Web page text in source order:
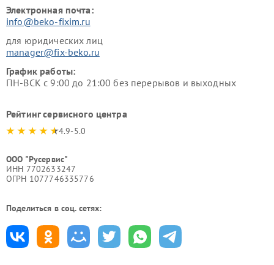
Электронная почта:
info@beko-fixim.ru
для юридических лиц
manager@fix-beko.ru
График работы:
ПН-ВСК с 9:00 до 21:00 без перерывов и выходных
Рейтинг сервисного центра
4.9-5.0
ООО "Русервис"
ИНН 7702633247
ОГРН 1077746335776
Поделиться в соц. сетях: